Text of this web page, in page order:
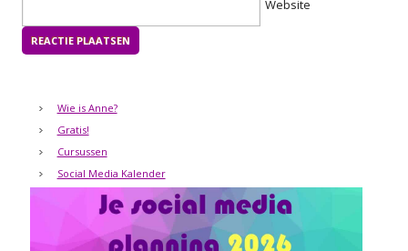
Website
Wie is Anne?
Gratis!
Cursussen
Social Media Kalender